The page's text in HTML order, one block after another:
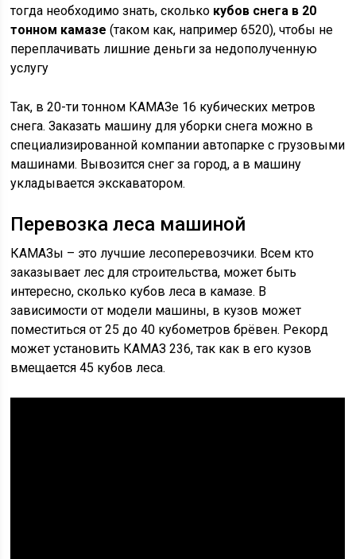
тогда необходимо знать, сколько кубов снега в 20
тонном камазе (таком как, например 6520), чтобы не
переплачивать лишние деньги за недополученную
услугу
Так, в 20-ти тонном КАМАЗе 16 кубических метров
снега. Заказать машину для уборки снега можно в
специализированной компании автопарке с грузовыми
машинами. Вывозится снег за город, а в машину
укладывается экскаватором.
Перевозка леса машиной
КАМАЗы – это лучшие лесоперевозчики. Всем кто
заказывает лес для строительства, может быть
интересно, сколько кубов леса в камазе. В
зависимости от модели машины, в кузов может
поместиться от 25 до 40 кубометров брёвен. Рекорд
может установить КАМАЗ 236, так как в его кузов
вмещается 45 кубов леса.